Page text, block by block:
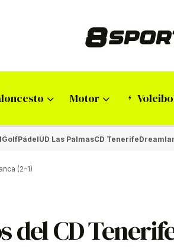
Motor
GolfPádelUD Las PalmasCD Tenerife
(2-1)
del CD